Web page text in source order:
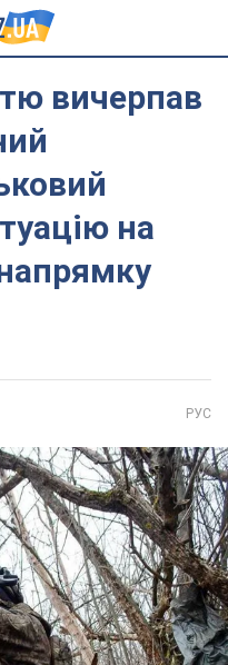
вичерпав
на
РУС